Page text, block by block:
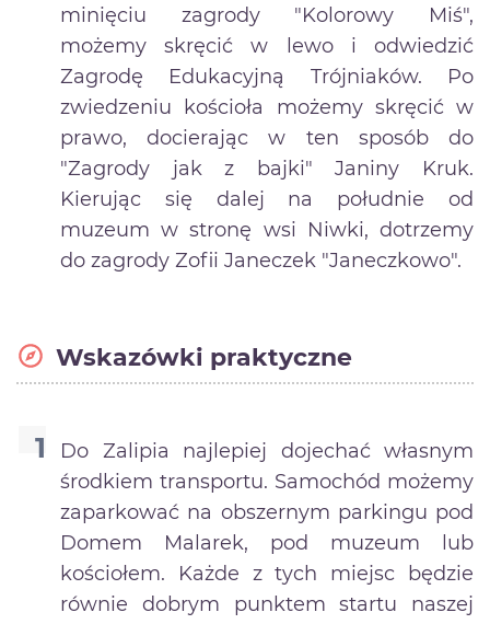
minięciu zagrody "Kolorowy Miś",
możemy skręcić w lewo i odwiedzić
Zagrodę Edukacyjną Trójniaków. Po
zwiedzeniu kościoła możemy skręcić w
prawo, docierając w ten sposób do
"Zagrody jak z bajki" Janiny Kruk.
Kierując się dalej na południe od
muzeum w stronę wsi Niwki, dotrzemy
do zagrody Zofii Janeczek "Janeczkowo".
Wskazówki praktyczne
Do Zalipia najlepiej dojechać własnym
środkiem transportu. Samochód możemy
zaparkować na obszernym parkingu pod
Domem Malarek, pod muzeum lub
kościołem. Każde z tych miejsc będzie
równie dobrym punktem startu naszej